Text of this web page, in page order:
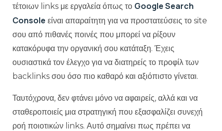
τέτοιων links με εργαλεία όπως το Google Search
Console είναι απαραίτητη για να προστατεύσεις το site
σου από πιθανές ποινές που μπορεί να ρίξουν
κατακόρυφα την οργανική σου κατάταξη. Έχεις
ουσιαστικά τον έλεγχο για να διατηρείς το προφίλ των
backlinks σου όσο πιο καθαρό και αξιόπιστο γίνεται.
Ταυτόχρονα, δεν φτάνει μόνο να αφαιρείς, αλλά και να
σταθεροποιείς μια στρατηγική που εξασφαλίζει συνεχή
ροή ποιοτικών links. Αυτό σημαίνει πως πρέπει να